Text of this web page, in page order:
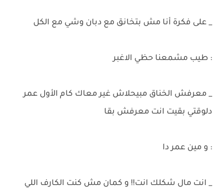
_ على فكرة أنا مش بتخانق مع دبان وشي مع الكل
: طيب مشمعنا حظي الاغبر
_ معرفش الخناق مبيحلاش غير معاك كام الأول عمر
دلوقتي بقيت انت معرفش بقا
: و مين عمر دا
_ انت مال شكلك انت!! و كمان مش كنت الكارف اللي